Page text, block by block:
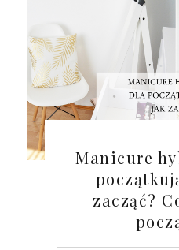
Manicure
zacząć?